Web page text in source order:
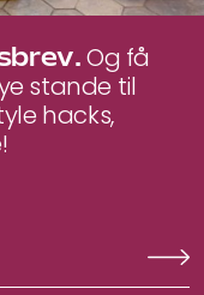
Og få
stande til
hacks,